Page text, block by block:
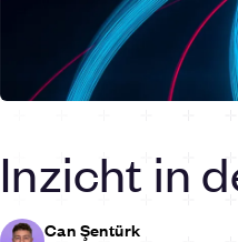
Inzicht in
Can Şentürk